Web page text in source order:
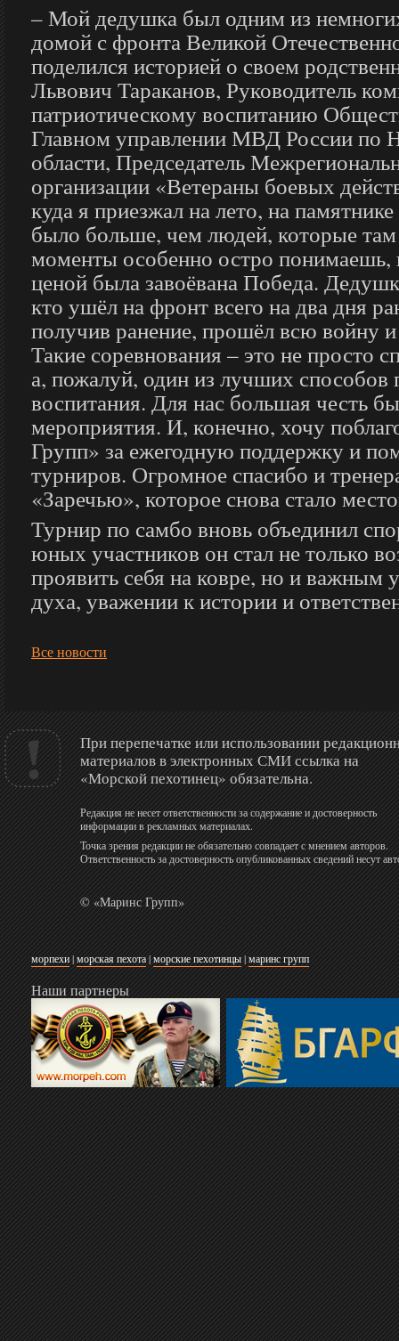
– Мой дедушка был одним из
домой с фронта Великой
поделился историей о своем
Львович Тараканов, Руководитель
патриотическому воспитанию
Главном управлении МВД России по
области, Председатель
организации «Ветераны боевых
куда я приезжал на лето, на
было больше, чем людей, которые
моменты особенно остро понимаешь,
ценой была завоёвана Победа.
кто ушёл на фронт всего на два дня
получив ранение, прошёл всю войну
Такие соревнования – это не просто
а, пожалуй, один из лучших способов
воспитания. Для нас большая честь
мероприятия. И, конечно, хочу
Групп» за ежегодную поддержку и
турниров. Огромное спасибо и
«Заречью», которое снова стало
Турнир по самбо вновь объединил
юных участников он стал не только
проявить себя на ковре, но и важным
духа, уважении к истории и
Все новости
При перепечатке или использовании
материалов в электронных СМИ ссылка на
«Морской пехотинец» обязательна.
Редакция не несет ответственности за содержание и достоверность
информации в рекламных материалах.
Точка зрения редакции не обязательно совпадает с мнением авторов.
Ответственность за достоверность опубликованных сведений несут
© «Маринс Групп»
морпехи|морская пехота|морские пехотинцы|маринс групп
Наши партнеры